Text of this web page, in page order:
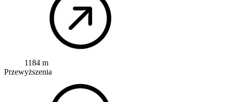
1184 m
Przewyższenia